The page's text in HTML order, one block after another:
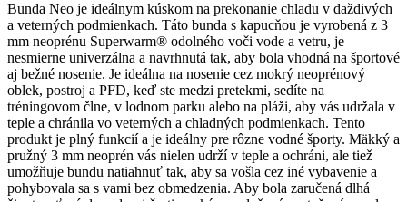
Bunda Neo je ideálnym kúskom na prekonanie chladu v daždivých
a veterných podmienkach. Táto bunda s kapucňou je vyrobená z 3
mm neoprénu Superwarm® odolného voči vode a vetru, je
nesmierne univerzálna a navrhnutá tak, aby bola vhodná na športové
aj bežné nosenie. Je ideálna na nosenie cez mokrý neoprénový
oblek, postroj a PFD, keď ste medzi pretekmi, sedíte na
tréningovom člne, v lodnom parku alebo na pláži, aby vás udržala v
teple a chránila vo veterných a chladných podmienkach. Tento
produkt je plný funkcií a je ideálny pre rôzne vodné športy. Mäkký a
pružný 3 mm neoprén vás nielen udrží v teple a ochráni, ale tiež
umožňuje bundu natiahnuť tak, aby sa vošla cez iné vybavenie a
pohybovala sa s vami bez obmedzenia. Aby bola zaručená dlhá